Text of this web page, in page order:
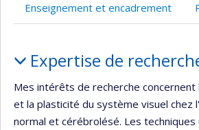
Enseignement et encadrement
Expertise de
Mes intérêts de recherche
et la plasticité du système visuel chez
normal et cérébrolésé. Les